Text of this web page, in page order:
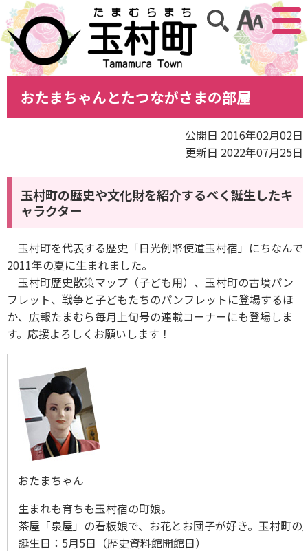
アクセ
サイト内検索
おたまちゃんとたつながさまの部屋
公開日 2016年02月02日
更新日 2022年07月25日
玉村町の歴史や文化財を紹介するべく誕生したキ
ャラクター
玉村町を代表する歴史「日光例幣使道玉村宿」にちなんで
2011年の夏に生まれました。
玉村町歴史散策マップ（子ども用）、玉村町の古墳パン
フレット、戦争と子どもたちのパンフレットに登場するほ
か、広報たまむら毎月上旬号の連載コーナーにも登場しま
す。応援よろしくお願いします！
おたまちゃん
生まれも育ちも玉村宿の町娘。
茶屋「泉屋」の看板娘で、お花とお団子が好き。玉村町の
誕生日：5月5日（歴史資料館開館日）